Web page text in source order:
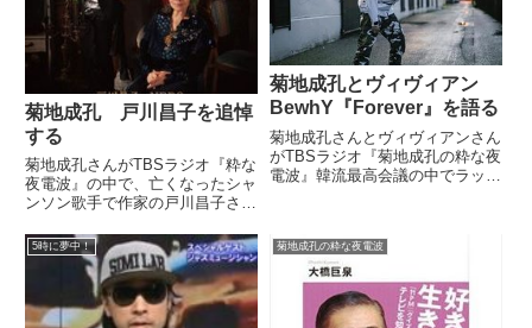
菊地成孔 戸川昌子を追悼
する
菊地成孔さんがTBSラジオ『粋な
夜電波』の中で、亡くなったシャ
ンソン歌手で作家の戸川昌子さん
孔）はい。というわけで本日最後
の曲です。私、いまちょっと休ん
でいるんですけど、『HOT
HOUSE』っていうね、ビーバ
ッ...
菊地成孔とヴィヴィアン
BewhY『Forever』を語る
菊地成孔さんとヴィヴィアンさん
がTBSラジオ『菊地成孔の粋な夜
電波』韓流最高会議の中でラッパ
(@bewhy.meshasoulj...
5時に夢中！ 菊地成孔の粋な夜電波